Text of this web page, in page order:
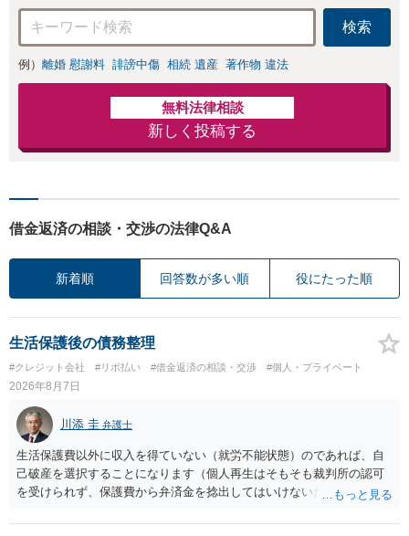
検索
例） 離婚 慰謝料 誹謗中傷 相続 遺産 著作物 違法
無料法律相談
新しく投稿する
借金返済の相談・交渉の法律Q&A
新着順 回答数が多い順 役にたった順
生活保護後の債務整理
#クレジット会社 #リボ払い #借金返済の相談・交渉 #個人・プライベート
2026年8月7日
川添 圭 弁護士
生活保護費以外に収入を得ていない（就労不能状態）のであれば、自
己破産を選択することになります（個人再生はそもそも裁判所の認可
を受けられず、保護費から弁済金を捻出してはいけないため任意整理
士費用は法テラスが負担し、裁判所の予納金等も法テラスが援助して